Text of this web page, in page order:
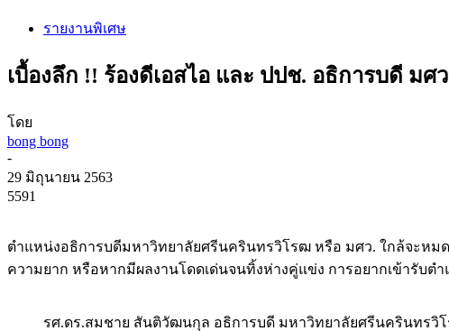
รายงานพิเศษ
เบื้องลึก !! ร้องดีเอสไอ และ ปปช. อธิการบดี ม
โดย
bong bong
-
29 มิถุนายน 2563
5591
ตำแหน่งอธิการบดีมหาวิทยาลัยศรีนครินทรวิโรฒ หรือ มศว. ใกล้จะหม
ความยาก หรือหากมีผลงานโดดเด่นจนทิ้งห่างคู่แข่ง การอยากเข้ารับต
รศ.ดร.สมชาย สันติวัฒนกุล อธิการบดี มหาวิทยาลัยศรีนครินทรวิ